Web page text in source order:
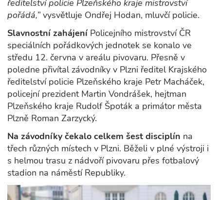
ředitelství policie Plzeňského kraje mistrovství
pořádá,” vysvětluje Ondřej Hodan, mluvčí policie.
Slavnostní zahájení Policejního mistrovství ČR
speciálních pořádkových jednotek se konalo ve
středu 12. června v areálu pivovaru. Přesně v
poledne přivítal závodníky v Plzni ředitel Krajského
ředitelství policie Plzeňského kraje Petr Macháček,
policejní prezident Martin Vondrášek, hejtman
Plzeňského kraje Rudolf Špoták a primátor města
Plzně Roman Zarzycký.
Na závodníky čekalo celkem šest disciplín na
třech různých místech v Plzni. Běželi v plné výstroji i
s helmou trasu z nádvoří pivovaru přes fotbalový
stadion na náměstí Republiky.